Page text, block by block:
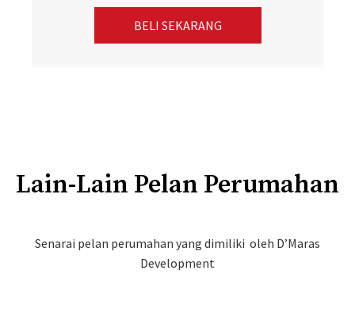
BELI SEKARANG
Lain-Lain Pelan Perumahan
Senarai pelan perumahan yang dimiliki oleh D’Maras
Development